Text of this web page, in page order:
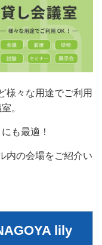
様々な用途でご利用
。
も最適！
内の会場をご紹介い
lily